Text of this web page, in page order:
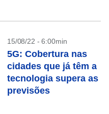
15/08/22 - 6:00min
5G: Cobertura nas
cidades que já têm a
tecnologia supera as
previsões